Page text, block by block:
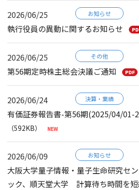
2026/06/25 お知らせ
執行役員の異動に関するお知らせ
2026/06/25 その他
第56期定時株主総会決議ご通知
2026/06/24 決算・業績
有価証券報告書-第56期(2025/04/01-
（592KB）
2026/06/09 お知らせ
大阪大学量子情報・量子生命研究セ
ック、順天堂大学 計算待ち時間を